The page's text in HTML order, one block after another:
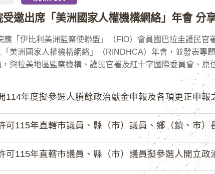
受邀出席「美洲國家人權機構網絡」年會 分
應「伊比利美洲監察使聯盟」（FIO）會員國巴拉圭護民
美洲國家人權機構網絡」（RINDHCA）年會，並發表專
，與拉美地區監察機構、護民官署及紅十字國際委員會、原
114年度擬參選人賸餘政治獻金申報及各項更正申報
可115年直轄市議員、縣（市）議員、鄉（鎮、市）長
可115年直轄市議員、縣（市）議員擬參選人開立政治